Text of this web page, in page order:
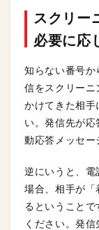
スクリー
必要に応
知らない番号
信をスクリーニ
かけてきた相手
い。発信先が
動応答メッセー
逆にいうと、電
場合、相手が「
るということ
ください。発